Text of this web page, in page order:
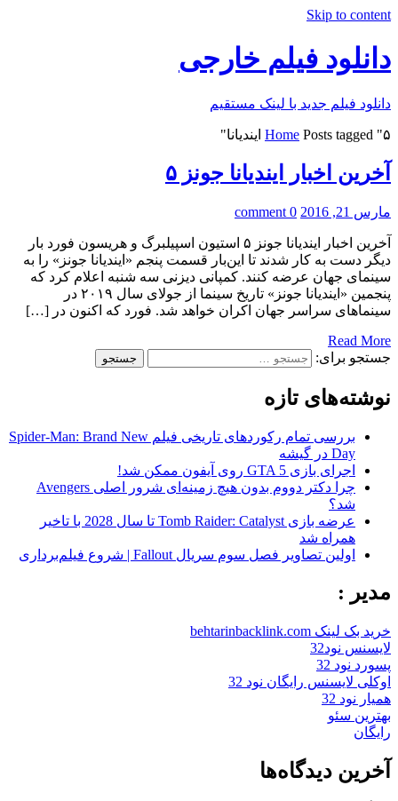
Skip to content
دانلود فیلم خارجی
دانلود فیلم جدید با لینک مستقیم
Home Posts tagged "۵ ایندیانا"
آخرین اخبار ایندیانا جونز ۵
مارس 21, 2016 0 comment
آخرین اخبار ایندیانا جونز ۵ استیون اسپیلبرگ و هریسون فورد بار
دیگر دست‌ به کار شدند تا این‌بار قسمت پنجم «ایندیانا جونز» را به
سینمای جهان عرضه کنند. کمپانی دیزنی سه شنبه اعلام کرد که
پنجمین «ایندیانا جونز» تاریخ سینما از جولای سال ۲۰۱۹ در
سینماهای سراسر جهان اکران خواهد شد. فورد که اکنون در […]
Read More
جستجو برای:
نوشته‌های تازه
بررسی تمام رکوردهای تاریخی فیلم Spider-Man: Brand New
Day در گیشه
اجرای بازی GTA 5 روی آیفون ممکن شد!
چرا دکتر دووم بدون هیچ زمینه‌ای شرور اصلی Avengers
شد؟
عرضه بازی Tomb Raider: Catalyst تا سال 2028 با تاخیر
همراه شد
اولین تصاویر فصل سوم سریال Fallout | شروع فیلم‌برداری
مدیر :
خرید بک لینک behtarinbacklink.com
لایسنس نود32
پسورد نود 32
اوکلی لایسنس رایگان نود 32
همیار نود 32
بهترین سئو
رایگان
آخرین دیدگاه‌ها